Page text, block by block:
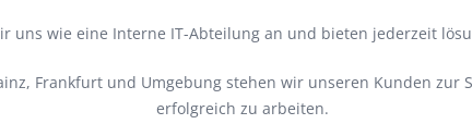
uns wie eine Interne IT-Abteilung an und bieten jederzeit
Frankfurt und Umgebung stehen wir unseren Kunden zur
erfolgreich zu arbeiten.